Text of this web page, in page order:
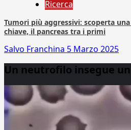
Ricerca
Tumori più aggressivi: scoperta
chiave, il pancreas tra i primi
Salvo Franchina 5 Marzo 2025
Un neutrofilo insegue
Player